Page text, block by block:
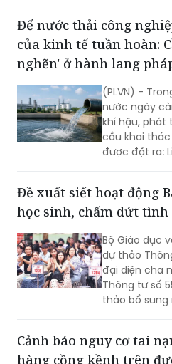
nghẽn' ở hành lang
(PLVN) -
nước ngày
khí hậu, phát
cầu khai
được đặt ra:
có thể tiếp
thúc hành
công nghệ,
đồng bộ, tạo
chế được
an toàn trong
Đề xuất siết hoạt động
Bộ Giáo dục
dự thảo
đại diện
Thông tư số
thảo bổ sung
tăng cường
nhà trường,
động của
lạm dụng
Cảnh báo nguy cơ tai
Chỉ trong